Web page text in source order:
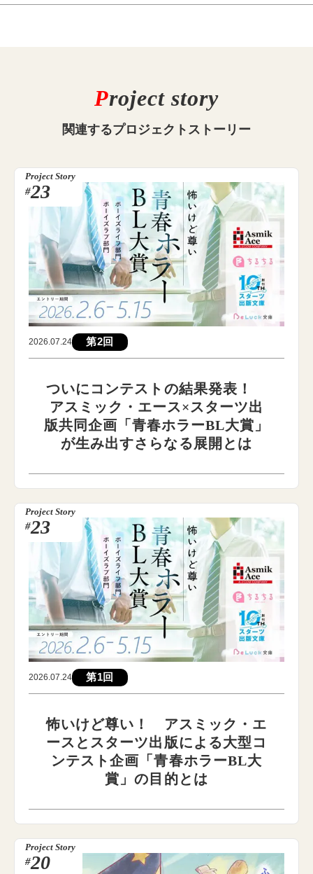
Project story
関連するプロジェクトストーリー
Project Story
#23
2026.07.24 第2回
ついにコンテストの結果発表！
アスミック・エース×スターツ出
版共同企画「青春ホラーBL大賞」
が生み出すさらなる展開とは
Project Story
#23
2026.07.24 第1回
怖いけど尊い！ アスミック・エ
ースとスターツ出版による大型コ
ンテスト企画「青春ホラーBL大
賞」の目的とは
Project Story
#20